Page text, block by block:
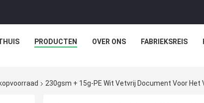
PRODUCTEN OVER ONS FABRIEKSREIS
230gsm + 15g-PE Wit Vetvrij Document Voor